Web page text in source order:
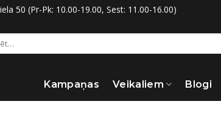
50 (Pr-Pk: 10.00-19.00, Sest: 11.00-16.00)
Kampaņas Veikaliem Blogi